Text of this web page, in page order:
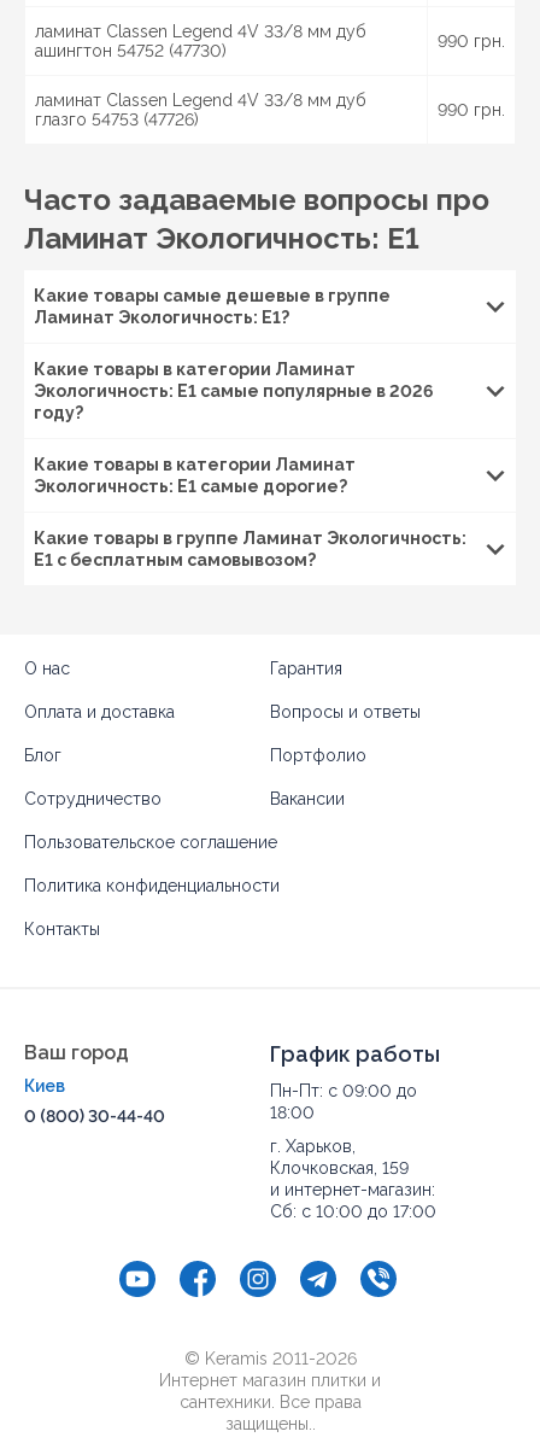
Львов , Дрогобыч, Стрый, Одесса, Белгород-
Днестровский, Измаил, Херсон, Черкассы, Умань,
Кременчуг, Миргород, Лубны, Винница, Жмеринка,
Гайсин, Бердичев, Житомир, Новоград-Волынский,
и другие города Украины.
ламинат Classen Legend 4V 33/8 мм дуб
ашингтон 54752 (47730)
990 грн.
ламинат Classen Legend 4V 33/8 мм дуб
глазго 54753 (47726)
990 грн.
Часто задаваемые вопросы про
Ламинат Экологичность: E1
Какие товары самые дешевые в группе
Ламинат Экологичность: E1?
Какие товары в категории Ламинат
Экологичность: E1 самые популярные в 2026
году?
Какие товары в категории Ламинат
Экологичность: E1 самые дорогие?
Какие товары в группе Ламинат Экологичность:
E1 с бесплатным самовывозом?
О нас Гарантия
Оплата и доставка Вопросы и ответы
Блог Портфолио
Сотрудничество Вакансии
Пользовательское соглашение
Политика конфиденциальности
Контакты
Ваш город
Киев
0 (800) 30-44-40
График работы
Пн-Пт: с 09:00 до
18:00
г. Харьков,
Клочковская, 159
и интернет-магазин:
Сб: с 10:00 до 17:00
© Keramis 2011-2026
Интернет магазин плитки и
сантехники. Все права
защищены..